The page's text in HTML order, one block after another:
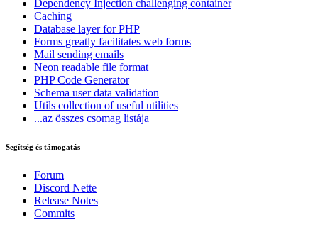
Dependency Injection challenging container
Caching
Database layer for PHP
Forms greatly facilitates web forms
Mail sending emails
Neon readable file format
PHP Code Generator
Schema user data validation
Utils collection of useful utilities
...az összes csomag listája
Segítség és támogatás
Forum
Discord Nette
Release Notes
Commits